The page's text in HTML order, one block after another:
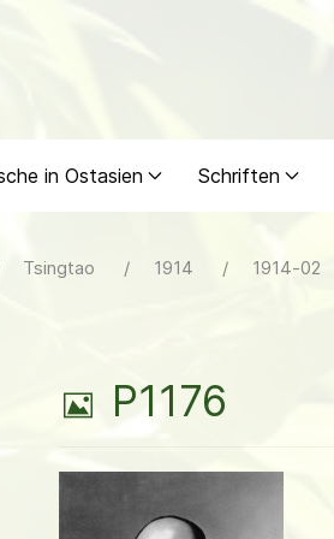
in Ostasien Schriften
Tsingtao 1914 1914-02
B
i
P1176